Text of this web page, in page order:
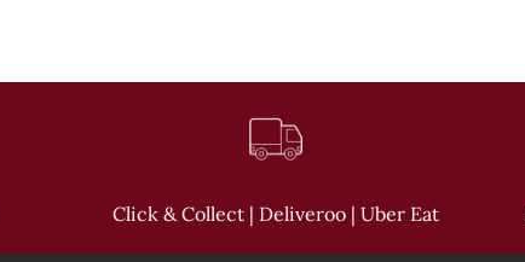
Click & Collect | Deliveroo | Uber Eat